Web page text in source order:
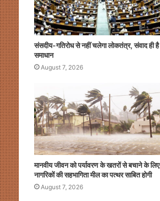
संसदीय-गतिरोध से नहीं चलेगा लोकतंत्र, संवाद ही है
समाधान
August 7, 2026
मानवीय जीवन को पर्यावरण के खतरों से बचाने के लिए
नागरिकों की सहभागिता मील का पत्थर साबित होगी
August 7, 2026